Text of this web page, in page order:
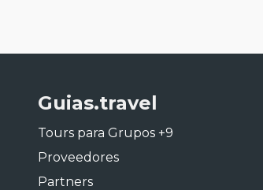
Guias.travel
Tours para Grupos +9
Proveedores
Partners